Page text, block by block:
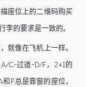
座位上的二维码购买
李的要求是一致的。
就像在飞机上一样。
C-过道-D/F，2+1的
F总是靠窗的座位，